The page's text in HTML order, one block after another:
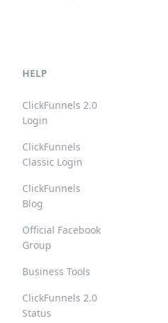
HELP
ClickFunnels 2.0
Login
ClickFunnels
Classic Login
ClickFunnels
Blog
Official Facebook
Group
Business Tools
ClickFunnels 2.0
Status